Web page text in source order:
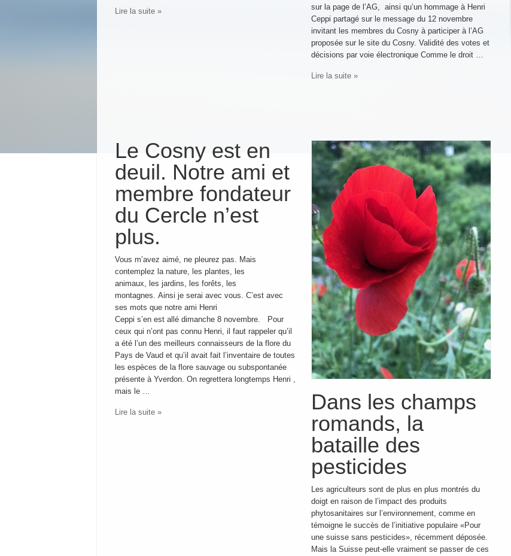
Lire la suite »
sur la page de l’AG, ainsi qu’un hommage à Henri
Ceppi partagé sur le message du 12 novembre
invitant les membres du Cosny à participer à l’AG
proposée sur le site du Cosny. Validité des votes et
décisions par voie électronique Comme le droit …
Lire la suite »
Le Cosny est en
deuil. Notre ami et
membre fondateur
du Cercle n’est
plus.
Vous m’avez aimé, ne pleurez pas. Mais
contemplez la nature, les plantes, les
animaux, les jardins, les forêts, les
montagnes. Ainsi je serai avec vous. C’est avec
ses mots que notre ami Henri
Ceppi s’en est allé dimanche 8 novembre. Pour
ceux qui n’ont pas connu Henri, il faut rappeler qu’il
a été l’un des meilleurs connaisseurs de la flore du
Pays de Vaud et qu’il avait fait l’inventaire de toutes
les espèces de la flore sauvage ou subspontanée
présente à Yverdon. On regrettera longtemps Henri ,
mais le …
Lire la suite »
Dans les champs
romands, la
bataille des
pesticides
Les agriculteurs sont de plus en plus montrés du
doigt en raison de l’impact des produits
phytosanitaires sur l’environnement, comme en
témoigne le succès de l’initiative populaire «Pour
une suisse sans pesticides», récemment déposée.
Mais la Suisse peut-elle vraiment se passer de ces